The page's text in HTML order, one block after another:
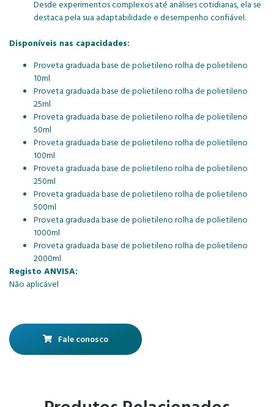
Desde experimentos complexos até análises cotidianas, ela se
destaca pela sua adaptabilidade e desempenho confiável.
Disponíveis nas capacidades:
Proveta graduada base de polietileno rolha de polietileno
10ml
Proveta graduada base de polietileno rolha de polietileno
25ml
Proveta graduada base de polietileno rolha de polietileno
50ml
Proveta graduada base de polietileno rolha de polietileno
100ml
Proveta graduada base de polietileno rolha de polietileno
250ml
Proveta graduada base de polietileno rolha de polietileno
500ml
Proveta graduada base de polietileno rolha de polietileno
1000ml
Proveta graduada base de polietileno rolha de polietileno
2000ml
Registo ANVISA:
Não aplicável
Fale conosco